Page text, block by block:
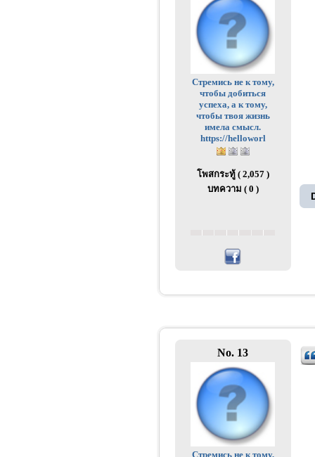
Стремись не к тому,
чтобы добиться
успеха, а к тому,
чтобы твоя жизнь
имела смысл.
https://helloworl
โพสกระทู้ ( 2,057 )
บทความ ( 0 )
No. 13
Стремись не к тому,